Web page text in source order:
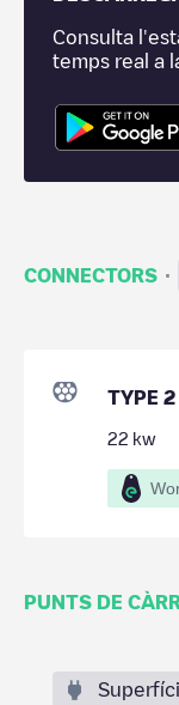
Consulta
temps real a
CONNECTORS ·
TYPE 2
22 kw
PUNTS DE